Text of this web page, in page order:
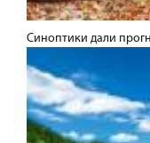
Синоптики дали